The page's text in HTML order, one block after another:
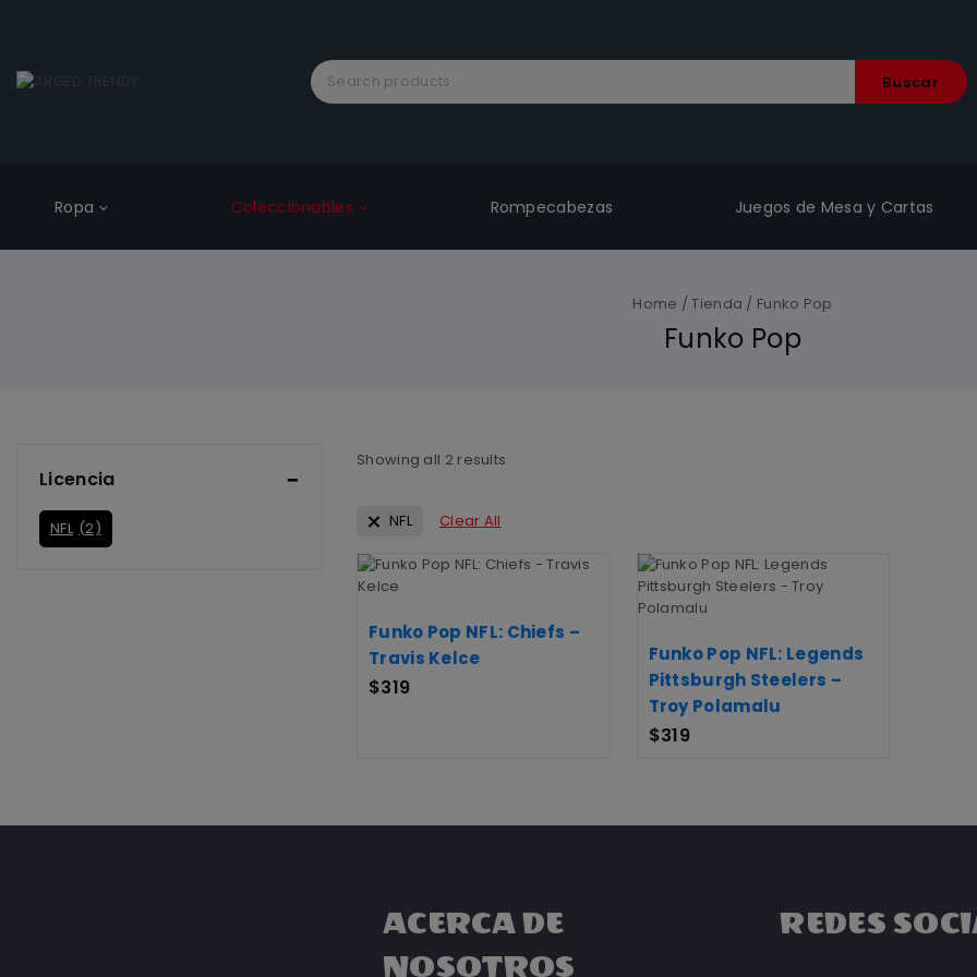
Buscar
Ropa Coleccionables Rompecabezas Juegos de Mesa y Cartas
Home / Tienda / Funko Pop
Funko Pop
Showing all 2results
NFL Clear All
Funko Pop NFL: Chiefs –
Travis Kelce
$319
Funko Pop NFL: Legends
Pittsburgh Steelers –
Troy Polamalu
$319
Licencia
NFL (2)
ACERCA DE
NOSOTROS
REDES